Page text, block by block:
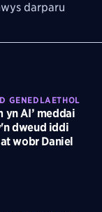
darparu
GENEDLAETHOL
yn AI’ meddai
dweud iddi
wobr Daniel